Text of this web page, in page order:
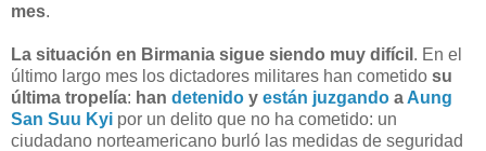
mes.
La situación en Birmania sigue siendo muy difícil . En el
último largo mes los dictadores militares han cometido su
última tropelía: han detenido y están juzgando a Aung
San Suu Kyi por un delito que no ha cometido: un
ciudadano norteamericano burló las medidas de seguridad